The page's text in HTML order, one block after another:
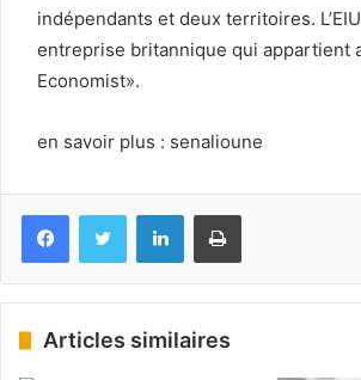
indépendants et deux territoires.
entreprise britannique qui appartient
Economist».
en savoir plus : senalioune
FacebookTwitter LinkedinImprimer
Articles similaires